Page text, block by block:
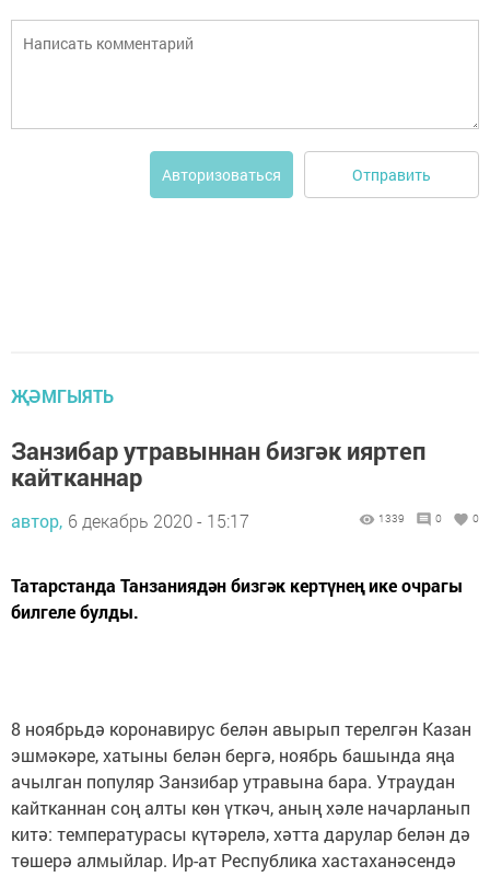
Авторизоваться Отправить
ҖӘМГЫЯТЬ
Занзибар утравыннан бизгәк ияртеп
кайтканнар
автор, 6 декабрь 2020 - 15:17 1339 0 0
Татарстанда Танзаниядән бизгәк кертүнең ике очрагы
билгеле булды.
8 ноябрьдә коронавирус белән авырып терелгән Казан
эшмәкәре, хатыны белән бергә, ноябрь башында яңа
ачылган популяр Занзибар утравына бара. Утраудан
кайтканнан соң алты көн үткәч, аның хәле начарланып
китә: температурасы күтәрелә, хәтта дарулар белән дә
төшерә алмыйлар. Ир-ат Республика хастаханәсендә